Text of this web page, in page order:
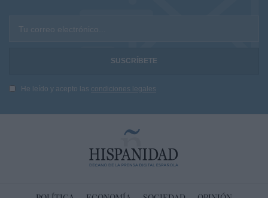
Tu correo electrónico...
He leído y acepto las condiciones legales